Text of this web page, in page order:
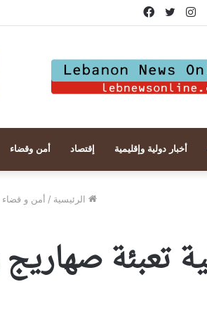
فيسبوكتويتر
انستقرام
أخبار دولية وإقليمية إقتصاد أمن وقضاء
الرئيسية / أمن و قضاء